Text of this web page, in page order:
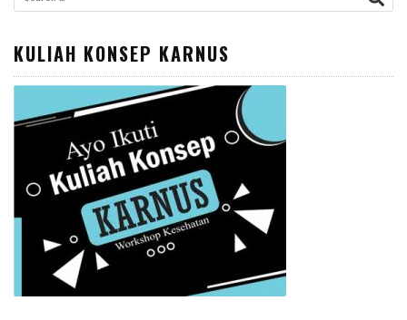
for:
KULIAH KONSEP KARNUS